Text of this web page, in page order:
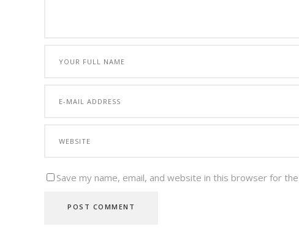
Save my name, email, and website in this browser for